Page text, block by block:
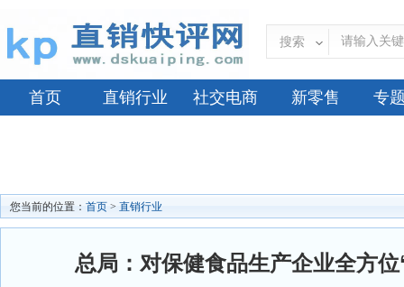
搜索
首页 直销行业 社交电商 新零售 专
您当前的位置： 首页 > 直销行业
总局：对保健食品生产企业全方